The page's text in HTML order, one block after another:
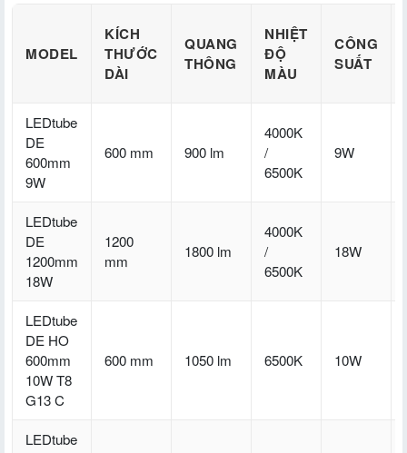
MODEL
KÍCH
THƯỚC
DÀI
QUANG
THÔNG
NHIỆT
ĐỘ
MÀU
CÔNG
SUẤT
LEDtube
DE
600mm
9W
600 mm 900 lm
4000K
/
6500K
9W
LEDtube
DE
1200mm
18W
1200
mm
1800 lm
4000K
/
6500K
18W
LEDtube
DE HO
600mm
10W T8
G13 C
600 mm 1050 lm 6500K 10W
LEDtube